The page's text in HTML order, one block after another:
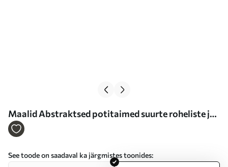
Maalid Abstraktsed potitaimed suurte roheliste ja
punaste lehtedega kreemika värvi kaariku ees Nr
See toode on saadaval ka järgmistes toonides: